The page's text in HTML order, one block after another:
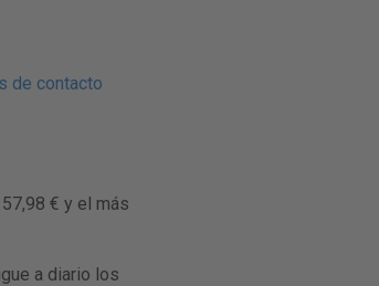
de contacto
€ y el más
a diario los